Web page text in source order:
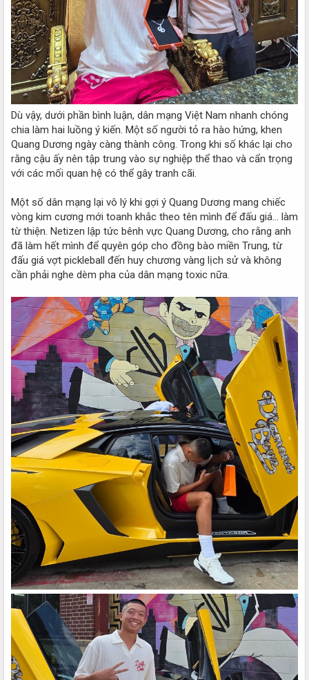
Dù vậy, dưới phần bình luận, dân mạng Việt Nam nhanh chóng
chia làm hai luồng ý kiến. Một số người tỏ ra hào hứng, khen
Quang Dương ngày càng thành công. Trong khi số khác lại cho
rằng cậu ấy nên tập trung vào sự nghiệp thể thao và cẩn trọng
với các mối quan hệ có thể gây tranh cãi.
Một số dân mạng lại vô lý khi gợi ý Quang Dương mang chiếc
vòng kim cương mới toanh khắc theo tên mình để đấu giá... làm
từ thiện. Netizen lập tức bênh vực Quang Dương, cho rằng anh
đã làm hết mình để quyên góp cho đồng bào miền Trung, từ
đấu giá vợt pickleball đến huy chương vàng lịch sử và không
cần phải nghe dèm pha của dân mạng toxic nữa.